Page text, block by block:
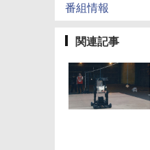
番組情報
関連記事